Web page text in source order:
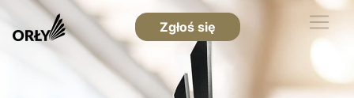
Zgłoś się